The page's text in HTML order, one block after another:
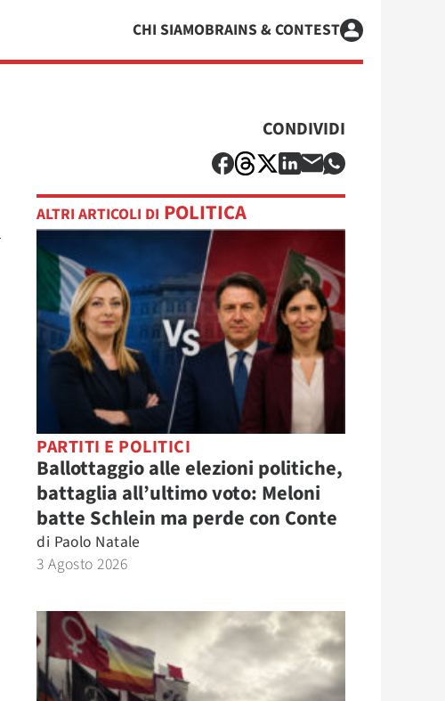
CHI SIAMOBRAINS & CONTEST
CONDIVIDI
ALTRI ARTICOLI DI POLITICA
PARTITI E POLITICI
Ballottaggio alle elezioni politiche,
battaglia all’ultimo voto: Meloni
batte Schlein ma perde con Conte
di Paolo Natale
3 Agosto 2026